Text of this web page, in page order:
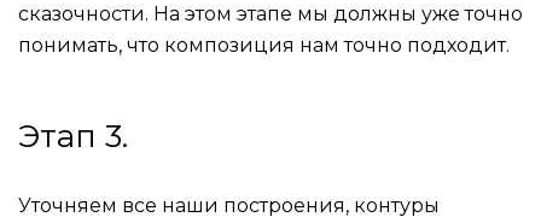
сказочности. На этом этапе мы должны уже точно
понимать, что композиция нам точно подходит.
Этап 3.
Уточняем все наши построения, контуры